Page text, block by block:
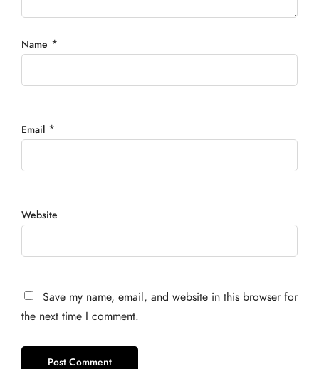
Name *
Email *
Website
Save my name, email, and website in this browser for
the next time I comment.